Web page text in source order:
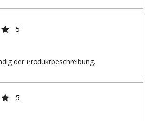
5
der Produktbeschreibung.
5